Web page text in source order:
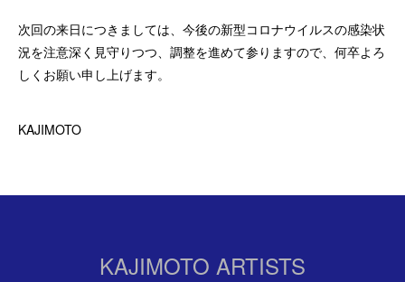
次回の来日につきましては、今後の新型コロナウイルスの感染状
況を注意深く見守りつつ、調整を進めて参りますので、何卒よろ
しくお願い申し上げます。
KAJIMOTO
KAJIMOTO ARTISTS